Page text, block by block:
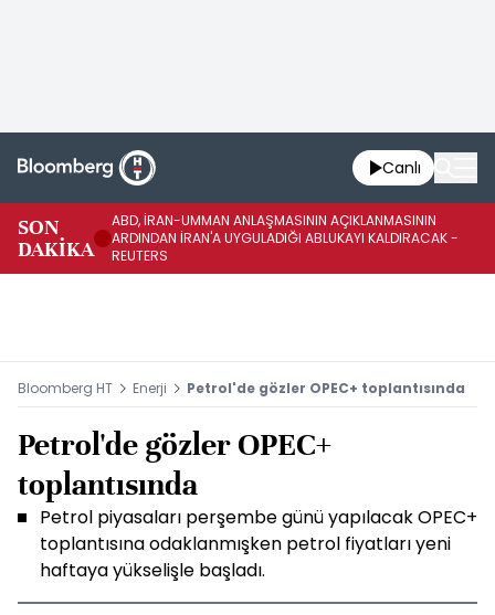
Canlı
SON
DAKİKA
ABD, İRAN-UMMAN ANLAŞMASININ AÇIKLANMASININ
ARDINDAN İRAN'A UYGULADIĞI ABLUKAYI KALDIRACAK -
REUTERS
Bloomberg HT Enerji Petrol'de gözler OPEC+ toplantısında
Petrol'de gözler OPEC+
toplantısında
Petrol piyasaları perşembe günü yapılacak OPEC+
toplantısına odaklanmışken petrol fiyatları yeni
haftaya yükselişle başladı.